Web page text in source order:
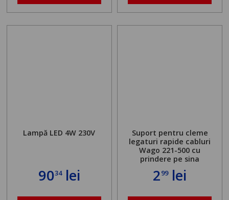
Lampă LED 4W 230V
9034lei
Suport pentru cleme
legaturi rapide cabluri
Wago 221-500 cu
prindere pe sina
299lei